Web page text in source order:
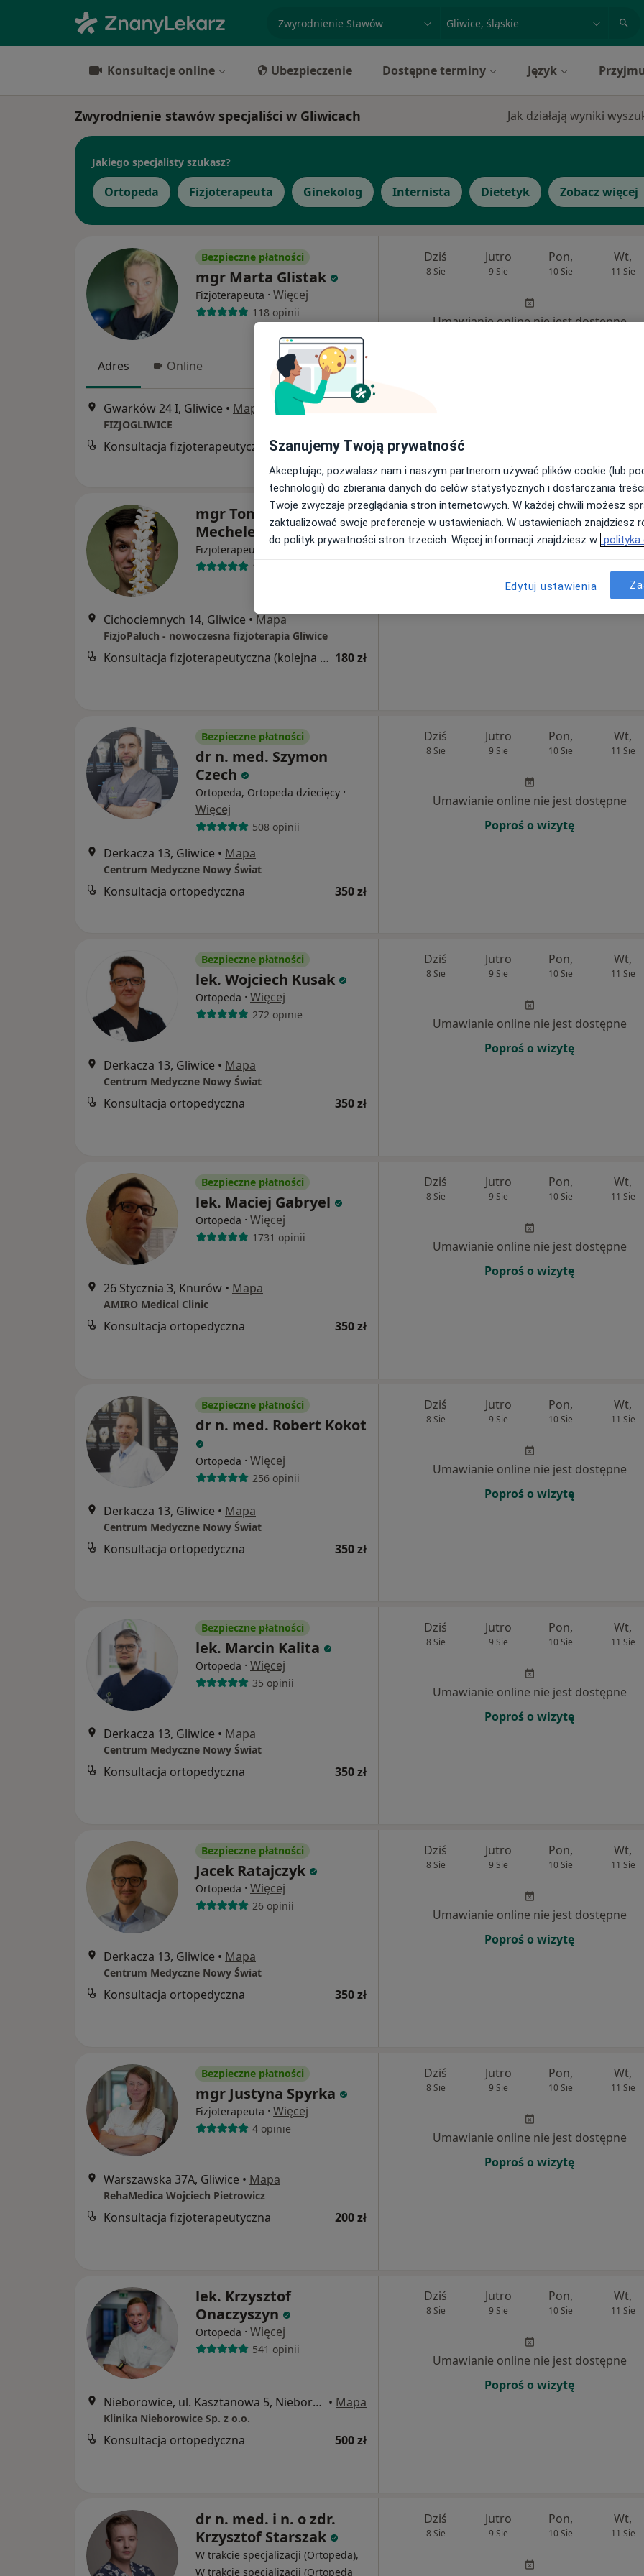
specjalizacja, badanie lub nazwiskomiasto lub dzielnica
Konsultacje online Ubezpieczenie Dostępne terminy Język
Zwyrodnienie stawów specjaliści w Gliwicach Jak działają wyniki
Jakiego specjalisty szukasz?
Ortopeda Fizjoterapeuta Ginekolog Internista Dietetyk Zobacz więcej
Bezpieczne płatności
mgr Marta Glistak
Fizjoterapeuta · Więcej
118 opinii
Adres Online
Gwarków 24 I, Gliwice • Mapa
FIZJOGLIWICE
Konsultacja fizjoterapeutyczna 200 zł
Dziś
8 Sie
Jutro
9 Sie
Pon,
10 Sie
Wt,
11 Sie
Umawianie online nie jest dostępne
mgr Tomasz
Mechelewski
Fizjoterapeuta Więcej
146 opinii
Cichociemnych 14, Gliwice • Mapa
FizjoPaluch - nowoczesna fizjoterapia Gliwice
Konsultacja fizjoterapeutyczna (kolejna wizyta) 180 zł
Dziś
8 Sie
Jutro
9 Sie
Pon,
10 Sie
Wt,
11 Sie
Bezpieczne płatności
dr n. med. Szymon
Czech
Ortopeda, Ortopeda dziecięcy ·
Więcej
508 opinii
Derkacza 13, Gliwice • Mapa
Centrum Medyczne Nowy Świat
Konsultacja ortopedyczna 350 zł
Dziś
8 Sie
Jutro
9 Sie
Pon,
10 Sie
Wt,
11 Sie
Umawianie online nie jest dostępne
Poproś o wizytę
Bezpieczne płatności
lek. Wojciech Kusak
Ortopeda · Więcej
272 opinie
Derkacza 13, Gliwice • Mapa
Centrum Medyczne Nowy Świat
Konsultacja ortopedyczna 350 zł
Dziś
8 Sie
Jutro
9 Sie
Pon,
10 Sie
Wt,
11 Sie
Umawianie online nie jest dostępne
Poproś o wizytę
Bezpieczne płatności
lek. Maciej Gabryel
Ortopeda · Więcej
1731 opinii
26 Stycznia 3, Knurów • Mapa
AMIRO Medical Clinic
Konsultacja ortopedyczna 350 zł
Dziś
8 Sie
Jutro
9 Sie
Pon,
10 Sie
Wt,
11 Sie
Umawianie online nie jest dostępne
Poproś o wizytę
Bezpieczne płatności
dr n. med. Robert Kokot
Ortopeda · Więcej
256 opinii
Derkacza 13, Gliwice • Mapa
Centrum Medyczne Nowy Świat
Konsultacja ortopedyczna 350 zł
Dziś
8 Sie
Jutro
9 Sie
Pon,
10 Sie
Wt,
11 Sie
Umawianie online nie jest dostępne
Poproś o wizytę
Bezpieczne płatności
lek. Marcin Kalita
Ortopeda · Więcej
35 opinii
Derkacza 13, Gliwice • Mapa
Centrum Medyczne Nowy Świat
Konsultacja ortopedyczna 350 zł
Dziś
8 Sie
Jutro
9 Sie
Pon,
10 Sie
Wt,
11 Sie
Umawianie online nie jest dostępne
Poproś o wizytę
Bezpieczne płatności
Jacek Ratajczyk
Ortopeda · Więcej
26 opinii
Derkacza 13, Gliwice • Mapa
Centrum Medyczne Nowy Świat
Konsultacja ortopedyczna 350 zł
Dziś
8 Sie
Jutro
9 Sie
Pon,
10 Sie
Wt,
11 Sie
Umawianie online nie jest dostępne
Poproś o wizytę
Bezpieczne płatności
mgr Justyna Spyrka
Fizjoterapeuta · Więcej
4 opinie
Warszawska 37A, Gliwice • Mapa
RehaMedica Wojciech Pietrowicz
Konsultacja fizjoterapeutyczna 200 zł
Dziś
8 Sie
Jutro
9 Sie
Pon,
10 Sie
Wt,
11 Sie
Umawianie online nie jest dostępne
Poproś o wizytę
lek. Krzysztof
Onaczyszyn
Ortopeda · Więcej
541 opinii
Nieborowice, ul. Kasztanowa 5, Nieborowice • Mapa
Klinika Nieborowice Sp. z o.o.
Konsultacja ortopedyczna 500 zł
Dziś
8 Sie
Jutro
9 Sie
Pon,
10 Sie
Wt,
11 Sie
Umawianie online nie jest dostępne
Poproś o wizytę
dr n. med. i n. o zdr.
Krzysztof Starszak
W trakcie specjalizacji (Ortopeda),
W trakcie specjalizacji (Ortopeda
Dziś
8 Sie
Jutro
9 Sie
Pon,
10 Sie
Wt,
11 Sie
Szanujemy Twoją prywatność
Akceptując, pozwalasz nam i naszym partnerom używać plików cookie (lub
technologii) do zbierania danych do celów statystycznych i dostarczania
Twoje zwyczaje przeglądania stron internetowych. W każdej chwili możesz
zaktualizować swoje preferencje w ustawieniach. W ustawieniach znajdziesz
do polityk prywatności stron trzecich. Więcej informacji znajdziesz w polityka
Edytuj ustawienia